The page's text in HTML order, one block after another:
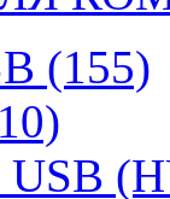
(155)
USB